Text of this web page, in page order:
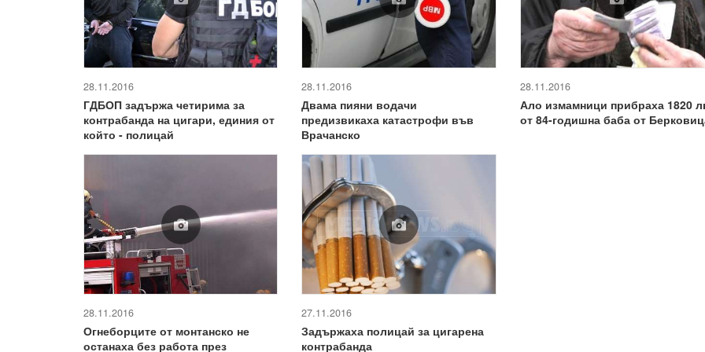
28.11.2016
ГДБОП задържа четирима за
контрабанда на цигари, единия от
който - полицай
28.11.2016
Двама пияни водачи
предизвикаха катастрофи във
Врачанско
28.11.2016
Ало измамници прибраха 1820
от 84-годишна баба от
28.11.2016
Огнеборците от монтанско не
останаха без работа през
27.11.2016
Задържаха полицай за цигарена
контрабанда